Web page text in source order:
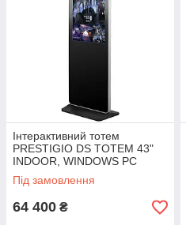
Інтерактивний тотем
PRESTIGIO DS TOTEM 43"
INDOOR, WINDOWS PC
Під замовлення
64 400 ₴